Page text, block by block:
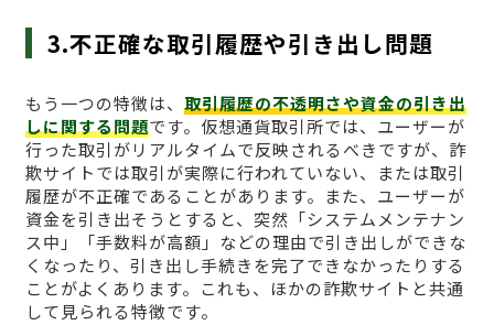
3.不正確な取引履歴や引き出し問題
もう一つの特徴は、 取引履歴の不透明さや資金の引き出
しに関する問題です。仮想通貨取引所では、ユーザーが
行った取引がリアルタイムで反映されるべきですが、詐
欺サイトでは取引が実際に行われていない、または取引
履歴が不正確であることがあります。また、ユーザーが
資金を引き出そうとすると、突然「システムメンテナン
ス中」「手数料が高額」などの理由で引き出しができな
くなったり、引き出し手続きを完了できなかったりする
ことがよくあります。これも、ほかの詐欺サイトと共通
して見られる特徴です。